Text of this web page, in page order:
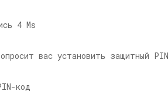
вас установить защитный